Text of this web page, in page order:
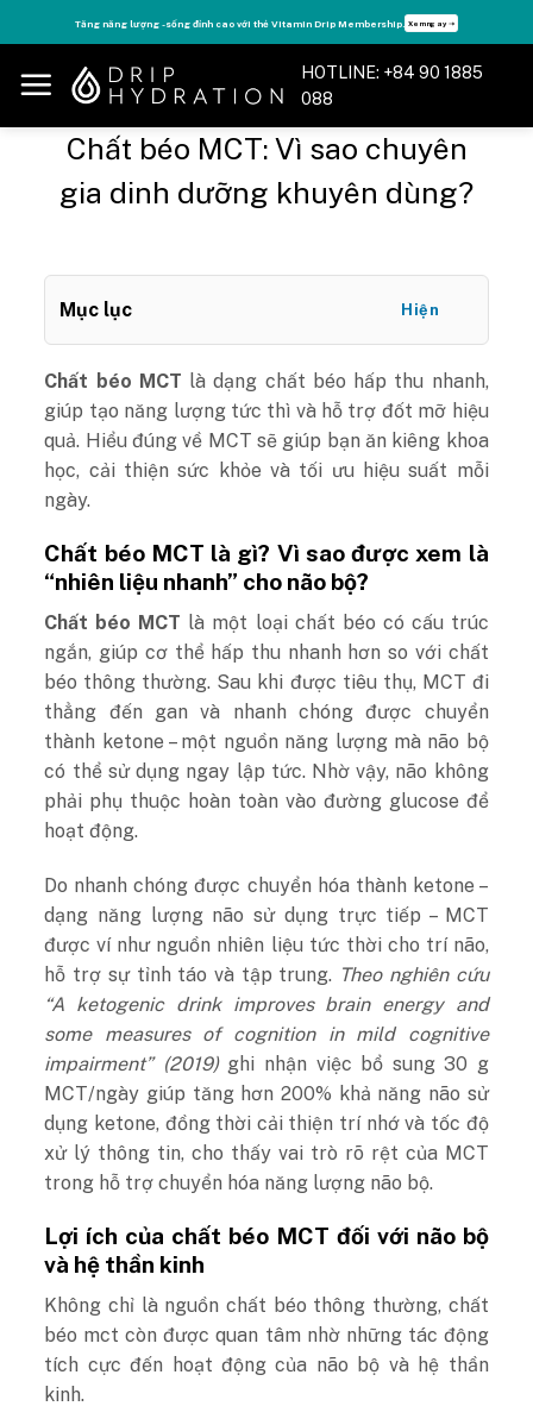
to
content
Tăng năng lượng - sống đỉnh cao với thẻ Vitamin Drip Membership. Xem ngay ➝
HOTLINE: +84 90 1885
088
Chất béo MCT: Vì sao chuyên
gia dinh dưỡng khuyên dùng?
Mục lục Hiện
Chất béo MCT là dạng chất béo hấp thu nhanh,
giúp tạo năng lượng tức thì và hỗ trợ đốt mỡ hiệu
quả. Hiểu đúng về MCT sẽ giúp bạn ăn kiêng khoa
học, cải thiện sức khỏe và tối ưu hiệu suất mỗi
ngày.
Chất béo MCT là gì? Vì sao được xem là
“nhiên liệu nhanh” cho não bộ?
Chất béo MCT là một loại chất béo có cấu trúc
ngắn, giúp cơ thể hấp thu nhanh hơn so với chất
béo thông thường. Sau khi được tiêu thụ, MCT đi
thẳng đến gan và nhanh chóng được chuyển
thành ketone – một nguồn năng lượng mà não bộ
có thể sử dụng ngay lập tức. Nhờ vậy, não không
phải phụ thuộc hoàn toàn vào đường glucose để
hoạt động.
Do nhanh chóng được chuyển hóa thành ketone –
dạng năng lượng não sử dụng trực tiếp – MCT
được ví như nguồn nhiên liệu tức thời cho trí não,
hỗ trợ sự tỉnh táo và tập trung. Theo nghiên cứu
“A ketogenic drink improves brain energy and
some measures of cognition in mild cognitive
impairment” (2019)ghi nhận việc bổ sung 30 g
MCT/ngày giúp tăng hơn 200% khả năng não sử
dụng ketone, đồng thời cải thiện trí nhớ và tốc độ
xử lý thông tin, cho thấy vai trò rõ rệt của MCT
trong hỗ trợ chuyển hóa năng lượng não bộ.
Lợi ích của chất béo MCT đối với não bộ
và hệ thần kinh
Không chỉ là nguồn chất béo thông thường, chất
béo mct còn được quan tâm nhờ những tác động
tích cực đến hoạt động của não bộ và hệ thần
kinh.